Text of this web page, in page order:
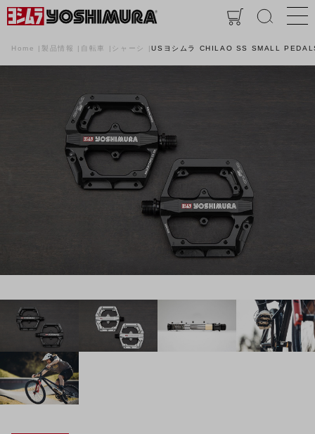
Home 製品情報 自転車 シャーシ USヨシムラ CHILAO SS SMALL